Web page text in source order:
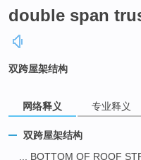
double span
双跨屋架结构
网络释义 专业释义
双跨屋架结构
... BOTTOM OF ROOF